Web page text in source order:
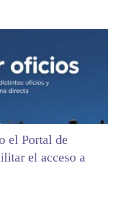
el Portal de
el acceso a